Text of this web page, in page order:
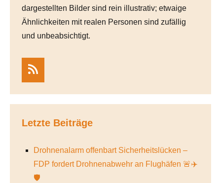
dargestellten Bilder sind rein illustrativ; etwaige
Ähnlichkeiten mit realen Personen sind zufällig
und unbeabsichtigt.
Letzte Beiträge
Drohnenalarm offenbart Sicherheitslücken –
FDP fordert Drohnenabwehr an Flughäfen 🚨✈️
🛡️